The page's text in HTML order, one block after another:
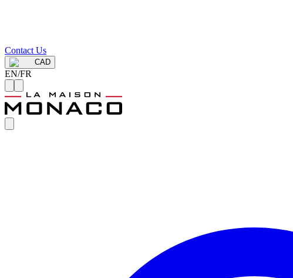
Contact Us
CAD
EN/FR